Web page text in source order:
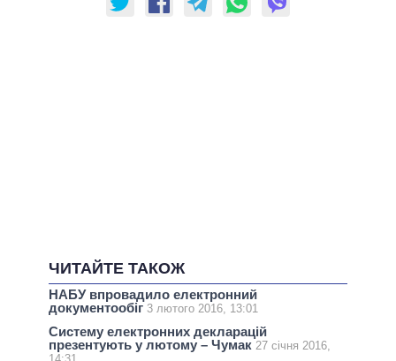
ЧИТАЙТЕ ТАКОЖ
НАБУ впровадило електронний
документообіг 3 лютого 2016, 13:01
Систему електронних декларацій
презентують у лютому – Чумак 27 січня 2016,